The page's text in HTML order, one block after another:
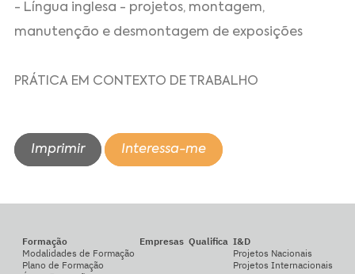
- Língua inglesa - projetos, montagem,
manutenção e desmontagem de exposições
PRÁTICA EM CONTEXTO DE TRABALHO
Imprimir Interessa-me
Formação
Modalidades de Formação
Plano de Formação
Empresas Qualifica I&D
Projetos Nacionais
Projetos Internacionais